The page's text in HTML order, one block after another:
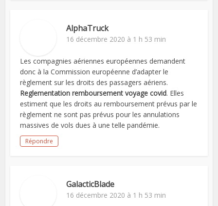
AlphaTruck
16 décembre 2020 à 1 h 53 min
Les compagnies aériennes européennes demandent
donc à la Commission européenne d’adapter le
règlement sur les droits des passagers aériens.
Reglementation remboursement voyage covid. Elles
estiment que les droits au remboursement prévus par le
règlement ne sont pas prévus pour les annulations
massives de vols dues à une telle pandémie.
Répondre
GalacticBlade
16 décembre 2020 à 1 h 53 min